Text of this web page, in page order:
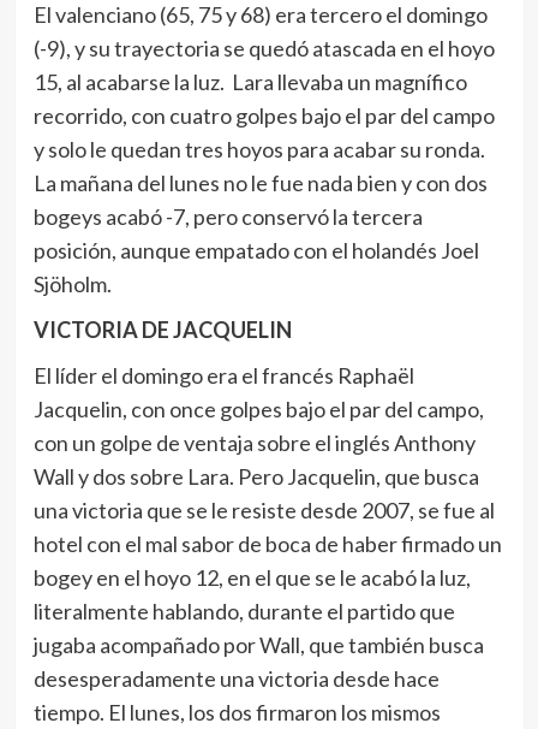
El valenciano (65, 75 y 68) era tercero el domingo
(-9), y su trayectoria se quedó atascada en el hoyo
15, al acabarse la luz. Lara llevaba un magnífico
recorrido, con cuatro golpes bajo el par del campo
y solo le quedan tres hoyos para acabar su ronda.
La mañana del lunes no le fue nada bien y con dos
bogeys acabó -7, pero conservó la tercera
posición, aunque empatado con el holandés Joel
Sjöholm.
VICTORIA DE JACQUELIN
El líder el domingo era el francés Raphaël
Jacquelin, con once golpes bajo el par del campo,
con un golpe de ventaja sobre el inglés Anthony
Wall y dos sobre Lara. Pero Jacquelin, que busca
una victoria que se le resiste desde 2007, se fue al
hotel con el mal sabor de boca de haber firmado un
bogey en el hoyo 12, en el que se le acabó la luz,
literalmente hablando, durante el partido que
jugaba acompañado por Wall, que también busca
desesperadamente una victoria desde hace
tiempo. El lunes, los dos firmaron los mismos